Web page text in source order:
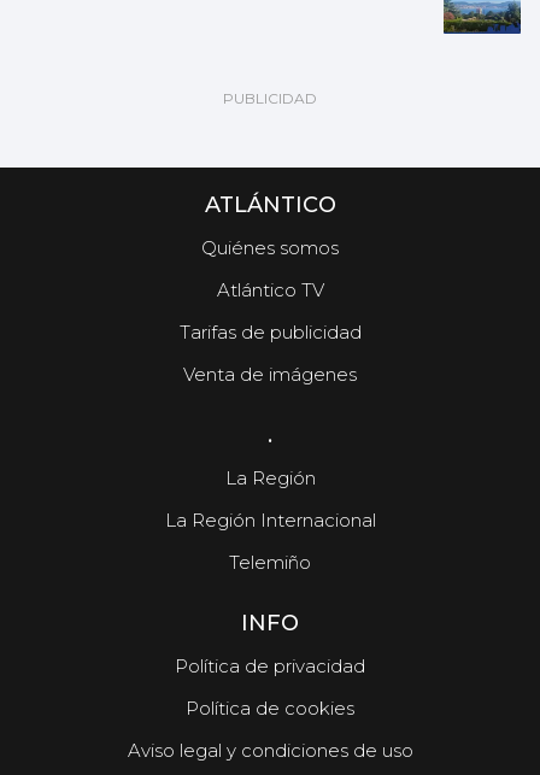
ATLÁNTICO
Quiénes somos
Atlántico TV
Tarifas de publicidad
Venta de imágenes
.
La Región
La Región Internacional
Telemiño
INFO
Política de privacidad
Política de cookies
Aviso legal y condiciones de uso